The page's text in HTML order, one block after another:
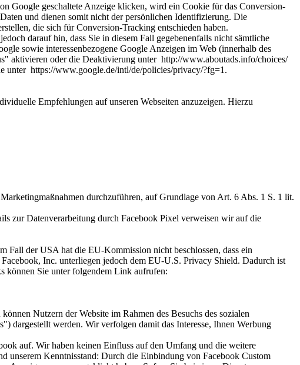
Google geschaltete Anzeige klicken, wird ein Cookie für das Conversion-
und dienen somit nicht der persönlichen Identifizierung. Die
die sich für Conversion-Tracking entschieden haben.
darauf hin, dass Sie in diesem Fall gegebenenfalls nicht sämtliche
sowie interessenbezogene Google Anzeigen im Web (innerhalb des
aktivieren oder die Deaktivierung unter http://www.aboutads.info/choices/
unter https://www.google.de/intl/de/policies/privacy/?fg=1.
Empfehlungen auf unseren Webseiten anzuzeigen. Hierzu
durchzuführen, auf Grundlage von Art. 6 Abs. 1 S. 1 lit.
zur Datenverarbeitung durch Facebook Pixel verweisen wir auf die
der USA hat die EU-Kommission nicht beschlossen, dass ein
Inc. unterliegen jedoch dem EU-U.S. Privacy Shield. Dadurch ist
können Sie unter folgendem Link aufrufen:
Nutzern der Website im Rahmen des Besuchs des sozialen
dargestellt werden. Wir verfolgen damit das Interesse, Ihnen Werbung
auf. Wir haben keinen Einfluss auf den Umfang und die weitere
unserem Kenntnisstand: Durch die Einbindung von Facebook Custom